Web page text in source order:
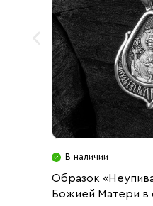
В наличии
Образок
Божией Матери в